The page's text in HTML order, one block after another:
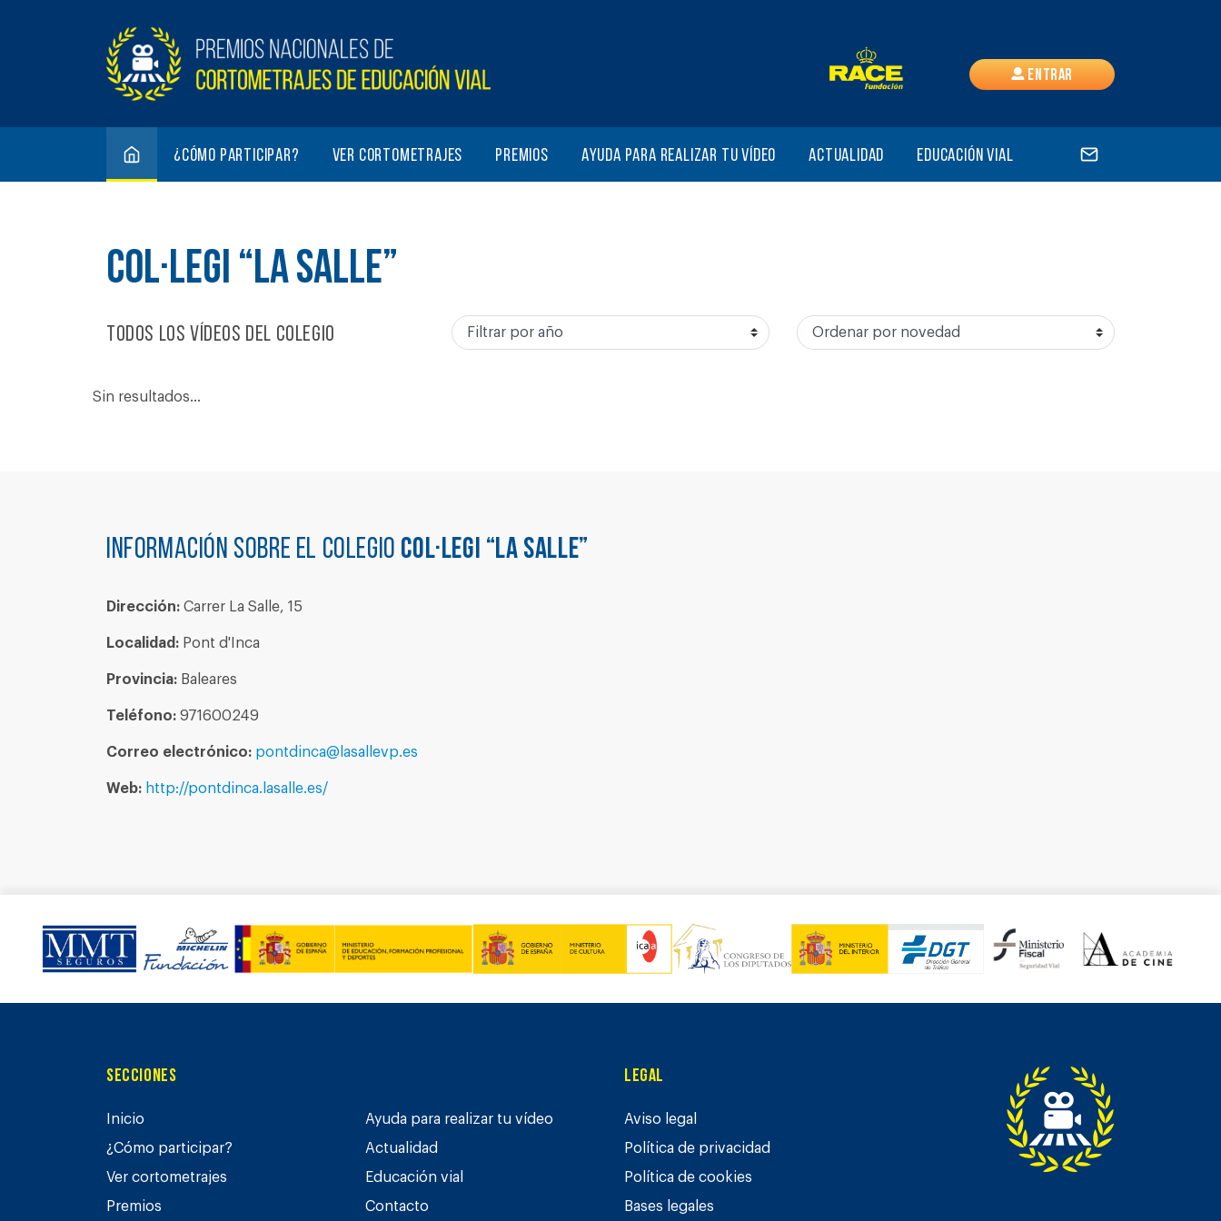
Entrar
¿Cómo participar? Ver cortometrajes Premios Ayuda para realizar tu vídeo Actualidad Educación vial
COL·LEGI “LA SALLE”
Todos los vídeos del colegio
Sin resultados...
Información sobre el colegio COL·LEGI “LA SALLE”
Dirección: Carrer La Salle, 15
Localidad: Pont d'Inca
Provincia: Baleares
Teléfono: 971600249
Correo electrónico: pontdinca@lasallevp.es
Web: http://pontdinca.lasalle.es/
Secciones
Inicio
¿Cómo participar?
Ver cortometrajes
Premios
Ayuda para realizar tu vídeo
Actualidad
Educación vial
Contacto
Legal
Aviso legal
Política de privacidad
Política de cookies
Bases legales